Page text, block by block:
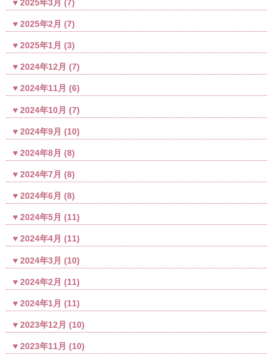
2025年3月 (7)
2025年2月 (7)
2025年1月 (3)
2024年12月 (7)
2024年11月 (6)
2024年10月 (7)
2024年9月 (10)
2024年8月 (8)
2024年7月 (8)
2024年6月 (8)
2024年5月 (11)
2024年4月 (11)
2024年3月 (10)
2024年2月 (11)
2024年1月 (11)
2023年12月 (10)
2023年11月 (10)